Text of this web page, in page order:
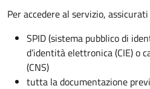
Per accedere al servizio,
SPID (sistema pubblico di
d’identità elettronica (CIE) o
(CNS)
tutta la documentazione